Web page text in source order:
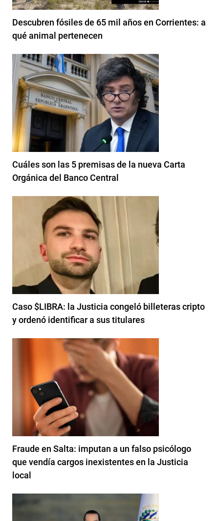
Descubren fósiles de 65 mil años en Corrientes: a
qué animal pertenecen
Cuáles son las 5 premisas de la nueva Carta
Orgánica del Banco Central
Caso $LIBRA: la Justicia congeló billeteras cripto
y ordenó identificar a sus titulares
Fraude en Salta: imputan a un falso psicólogo
que vendía cargos inexistentes en la Justicia
local